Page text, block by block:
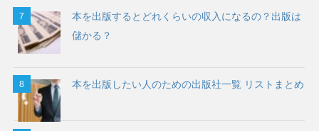
本を出版するとどれくらいの収入になるの？出版は
儲かる？
本を出版したい人のための出版社一覧 リストまとめ